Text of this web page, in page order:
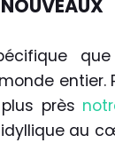
entier.
près
au